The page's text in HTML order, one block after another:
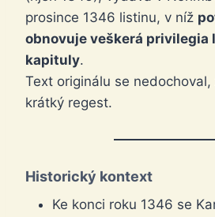
prosince 1346 listinu, v níž
obnovuje veškerá privilegia
kapituly.
Text originálu se
krátký regest.
Historický kontext
Ke konci roku 1346 se